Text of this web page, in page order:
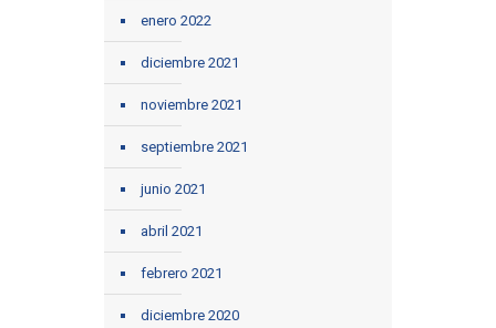
enero 2022
diciembre 2021
noviembre 2021
septiembre 2021
junio 2021
abril 2021
febrero 2021
diciembre 2020